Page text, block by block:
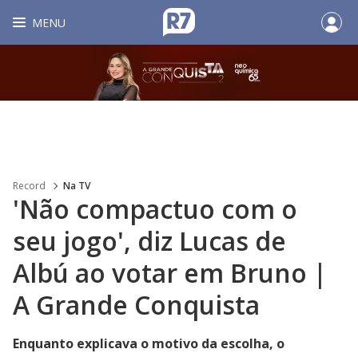
MENU
Record Na TV
'Não compactuo com o
seu jogo', diz Lucas de
Albú ao votar em Bruno |
A Grande Conquista
Enquanto explicava o motivo da escolha, o